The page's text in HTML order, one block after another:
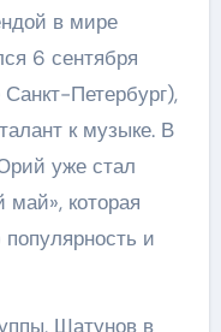
в мире
6 сентября
Петербург),
к музыке. В
уже стал
май», которая
и
Шатунов в